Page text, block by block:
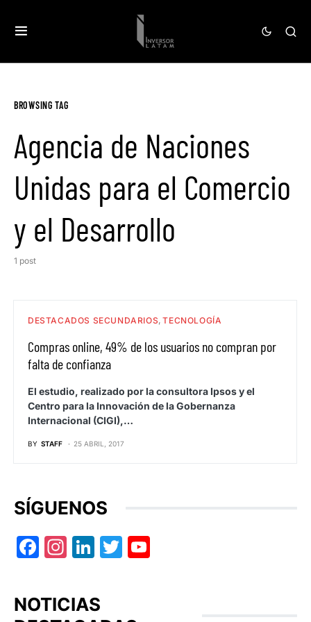
BROWSING TAG
Agencia de Naciones
Unidas para el Comercio
y el Desarrollo
1 post
DESTACADOS SECUNDARIOS TECNOLOGÍA
Compras online, 49% de los usuarios no compran por
falta de confianza
El estudio, realizado por la consultora Ipsos y el
Centro para la Innovación de la Gobernanza
Internacional (CIGI),…
BY STAFF 25 ABRIL, 2017
SÍGUENOS
Facebook
Instagram
LinkedIn
Twitter
NOTICIAS